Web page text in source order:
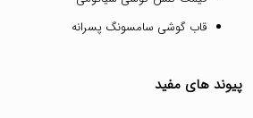
قاب گوشی سامسونگ پسرانه
پیوند های مفید